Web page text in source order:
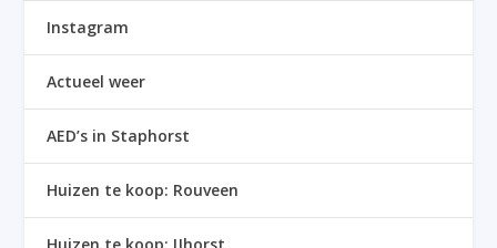
Instagram
Actueel weer
AED’s in Staphorst
Huizen te koop: Rouveen